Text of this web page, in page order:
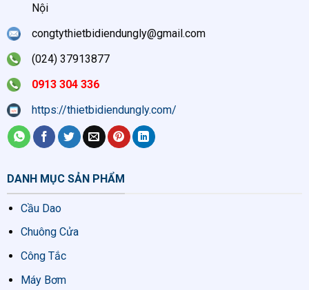
Nội
congtythietbidiendungly@gmail.com
(024) 37913877
0913 304 336
https://thietbidiendungly.com/
DANH MỤC SẢN PHẨM
Cầu Dao
Chuông Cửa
Công Tắc
Máy Bơm